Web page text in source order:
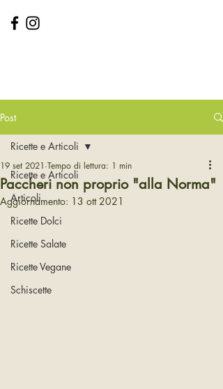
Post
Ricette e Articoli
Articoli
Ricette Dolci
Ricette Salate
Ricette Vegane
Schiscette
Ricette e Articoli
Paccheri non proprio "alla Norma"
19 set 2021 Tempo di lettura: 1 min
Aggiornamento: 13 ott 2021